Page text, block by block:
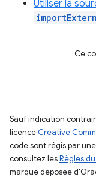
Utiliser la
Ce
Sauf indication
licence Creative
code sont régis par
consultez lesRègles
marque déposée